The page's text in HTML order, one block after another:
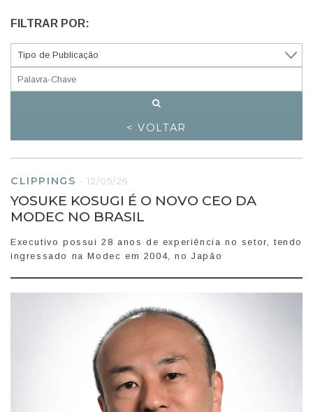
FILTRAR POR:
< VOLTAR
CLIPPINGS -12/05/26
YOSUKE KOSUGI É O NOVO CEO DA
MODEC NO BRASIL
Executivo possui 28 anos de experiência no setor, tendo
ingressado na Modec em 2004, no Japão